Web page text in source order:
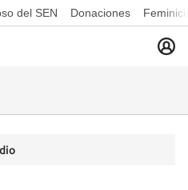
del SEN Donaciones